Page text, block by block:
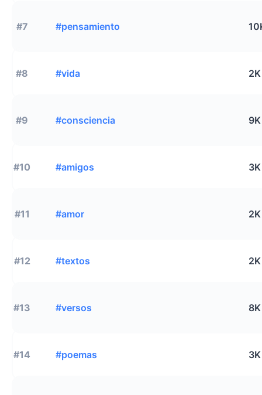
#7 #pensamiento
#8 #vida 2K
#9 #consciencia 9K
#10 #amigos 3K
#11 #amor 2K
#12 #textos 2K
#13 #versos 8K
#14 #poemas 3K